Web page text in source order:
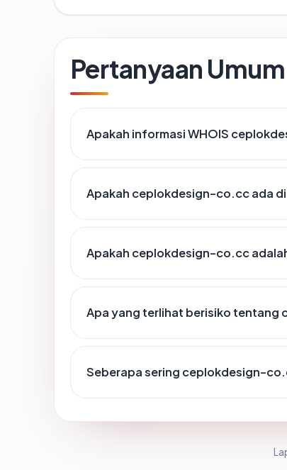
Pertanyaan Umum
Apakah informasi WHOIS
Apakah ceplokdesign-co.cc ada
Apakah ceplokdesign-co.cc
Apa yang terlihat berisiko
Seberapa sering ceplokdesign-